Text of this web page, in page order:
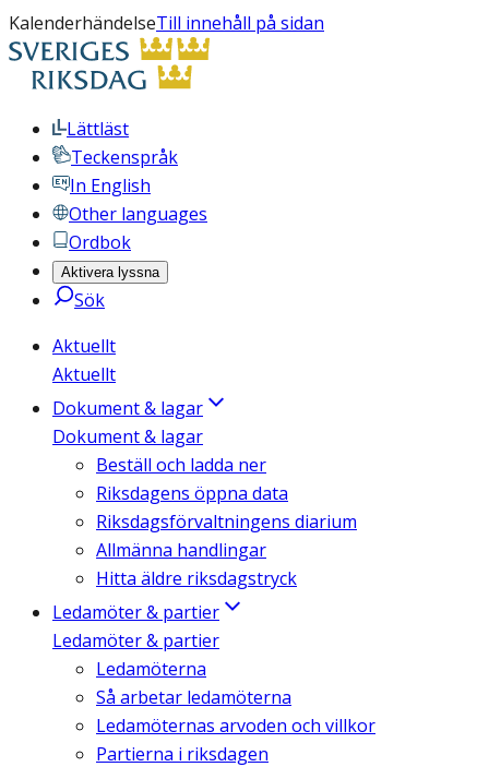
KalenderhändelseTill innehåll på sidan
Lättläst
Teckenspråk
In English
Other languages
Ordbok
Aktivera lyssna
Sök
Aktuellt
Aktuellt
Dokument & lagar
Dokument & lagar
Beställ och ladda ner
Riksdagens öppna data
Riksdagsförvaltningens diarium
Allmänna handlingar
Hitta äldre riksdagstryck
Ledamöter & partier
Ledamöter & partier
Ledamöterna
Så arbetar ledamöterna
Ledamöternas arvoden och villkor
Partierna i riksdagen